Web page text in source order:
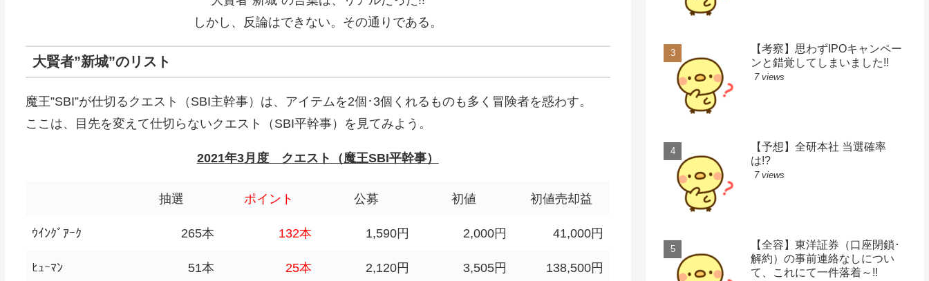
しかし、反論はできない。その通りである。
大賢者”新城”のリスト
魔王”SBI”が仕切るクエスト（SBI主幹事）は、アイテムを2個･3個くれるものも多く冒険者を惑わす。
ここは、目先を変えて仕切らないクエスト（SBI平幹事）を見てみよう。
2021年3月度 クエスト（魔王SBI平幹事）
抽選 ポイント 公募 初値 初値売却益
ｳｲﾝｸﾞｱｰｸ 265本 132本 1,590円 2,000円 41,000円
ﾋｭｰﾏﾝ 51本 25本 2,120円 3,505円 138,500円
【考察】思わずIPOキャンペー
ンと錯覚してしまいました!!
7 views
【予想】全研本社 当選確率
は!?
7 views
【全容】東洋証券（口座閉鎖･
解約）の事前連絡なしについ
て、これにて一件落着～!!